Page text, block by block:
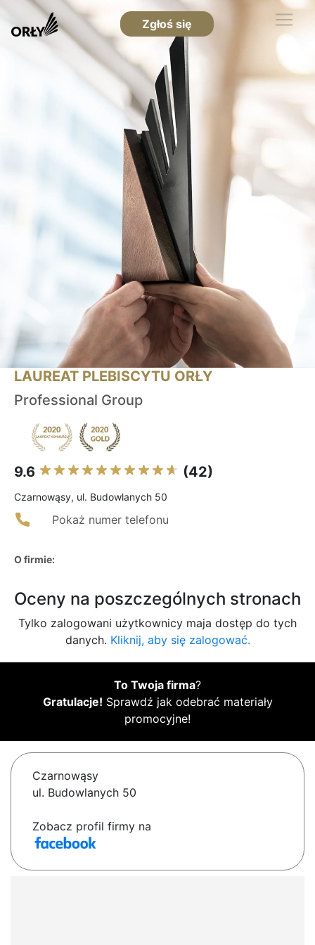
Zgłoś się
LAUREAT PLEBISCYTU ORŁY
Professional Group
9.6 (42)
Czarnowąsy, ul. Budowlanych 50
Pokaż numer telefonu
O firmie:
Oceny na poszczególnych stronach
Tylko zalogowani użytkownicy maja dostęp do tych
danych. Kliknij, aby się zalogować.
To Twoja firma?
Gratulacje! Sprawdź jak odebrać materiały
promocyjne!
Czarnowąsy
ul. Budowlanych 50
Zobacz profil firmy na